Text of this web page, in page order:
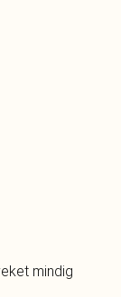
mindig